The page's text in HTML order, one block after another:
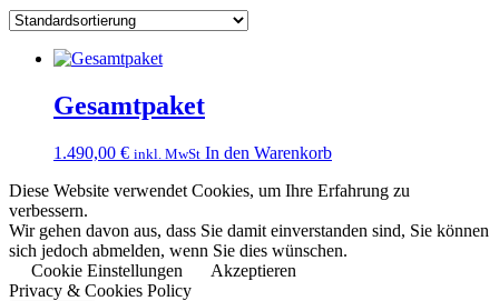
Gesamtpaket
1.490,00 € inkl. MwSt In den Warenkorb
Diese Website verwendet Cookies, um Ihre Erfahrung zu
verbessern.
Wir gehen davon aus, dass Sie damit einverstanden sind, Sie können
sich jedoch abmelden, wenn Sie dies wünschen.
Cookie Einstellungen
Akzeptieren
Privacy & Cookies Policy